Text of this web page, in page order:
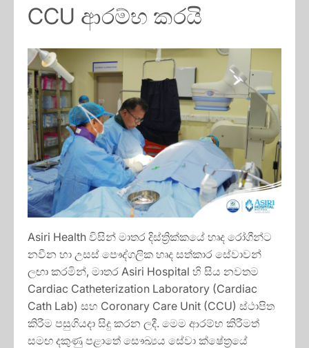
CCU ආරම්භ කරයි
Asiri Health විසින් මාතර දිස්ත්‍රික්කයේ හෘද රෝගීන්ට
නවීන හා උසස් පෞද්ගලික හෘද සත්කාර සේවාවන්
ලඟා කරමින්, මාතර Asiri Hospital හි සිය නවතම
Cardiac Catheterization Laboratory (Cardiac
Cath Lab) සහ Coronary Care Unit (CCU) ස්ථාපිත
කිරීම පසුගියදා සිදු කරන ලදී. මෙම ආරම්භ කිරීමත්
සමඟ දකුණු පළාතේ සෞඛ්‍යය සේවා ක්ෂේත්‍රයේ